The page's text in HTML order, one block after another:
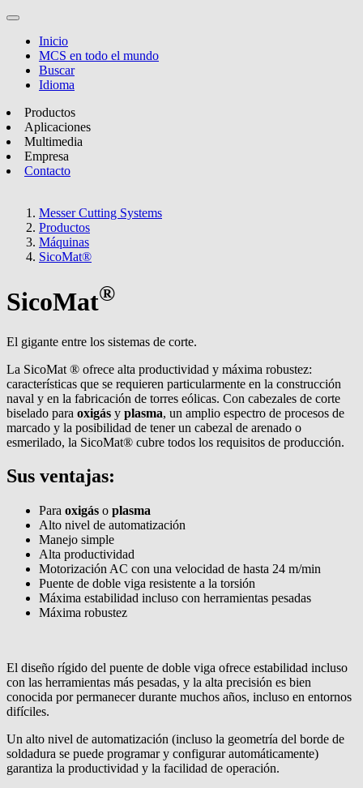
Inicio
MCS en todo el mundo
Buscar
Idioma
Productos
Aplicaciones
Multimedia
Empresa
Contacto
Messer Cutting Systems
Productos
Máquinas
SicoMat®
SicoMat®
El gigante entre los sistemas de corte.
La SicoMat ® ofrece alta productividad y máxima robustez:
características que se requieren particularmente en la construcción
naval y en la fabricación de torres eólicas. Con cabezales de corte
biselado para oxigás y plasma, un amplio espectro de procesos de
marcado y la posibilidad de tener un cabezal de arenado o
esmerilado, la SicoMat® cubre todos los requisitos de producción.
Sus ventajas:
Para oxigás o plasma​​​​​​​
Alto nivel de automatización
Manejo simple
Alta productividad
Motorización AC con una velocidad de hasta 24 m/min
Puente de doble viga resistente a la torsión
Máxima estabilidad incluso con herramientas pesadas
Máxima robustez
El diseño rígido del puente de doble viga ofrece estabilidad incluso
con las herramientas más pesadas, y la alta precisión es bien
conocida por permanecer durante muchos años, incluso en entornos
difíciles.
Un alto nivel de automatización (incluso la geometría del borde de
soldadura se puede programar y configurar automáticamente)
garantiza la productividad y la facilidad de operación.